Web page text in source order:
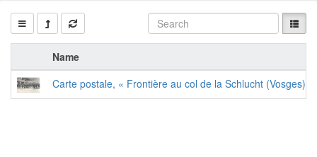
Name
Carte postale, « Frontière au col de la Schlucht (Vosges)